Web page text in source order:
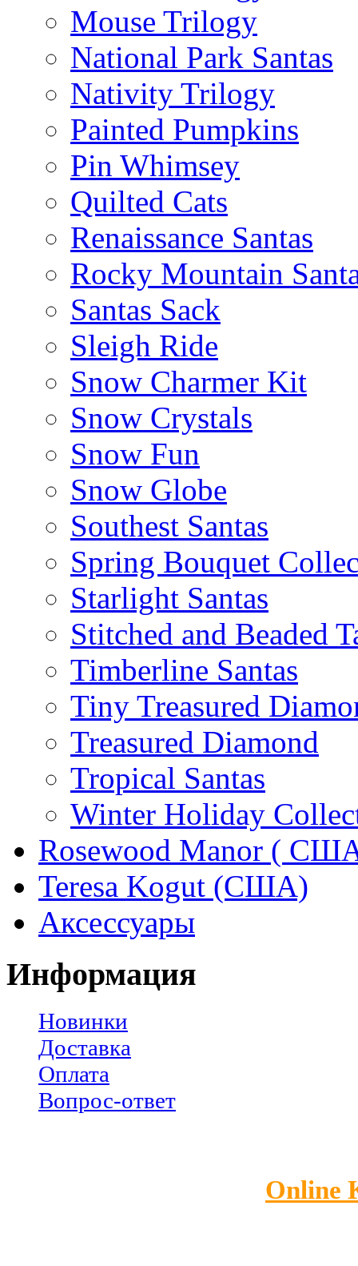
Mouse Trilogy
National Park Santas
Nativity Trilogy
Painted Pumpkins
Pin Whimsey
Quilted Cats
Renaissance Santas
Rocky Mountain
Santas Sack
Sleigh Ride
Snow Charmer Kit
Snow Crystals
Snow Fun
Snow Globe
Southest Santas
Spring Bouquet
Starlight Santas
Stitched and Beaded
Timberline Santas
Tiny Treasured
Treasured Diamond
Tropical Santas
Winter Holiday
Rosewood Manor (
Teresa Kogut (США)
Аксессуары
Информация
Новинки
Доставка
Оплата
Вопрос-ответ
Online